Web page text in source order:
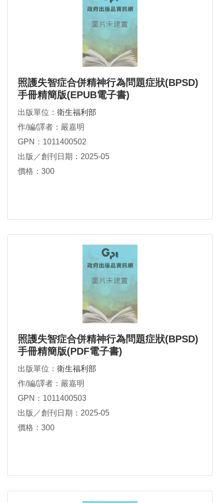
照護失智症合併精神行為問題症狀(BPSD)
手冊精簡版(EPUB電子書)
出版單位： 衛生福利部
作/編/譯者：嚴嘉明
GPN：1011400502
出版／創刊日期：2025-05
價格：300
照護失智症合併精神行為問題症狀(BPSD)
手冊精簡版(PDF電子書)
出版單位： 衛生福利部
作/編/譯者：嚴嘉明
GPN：1011400503
出版／創刊日期：2025-05
價格：300